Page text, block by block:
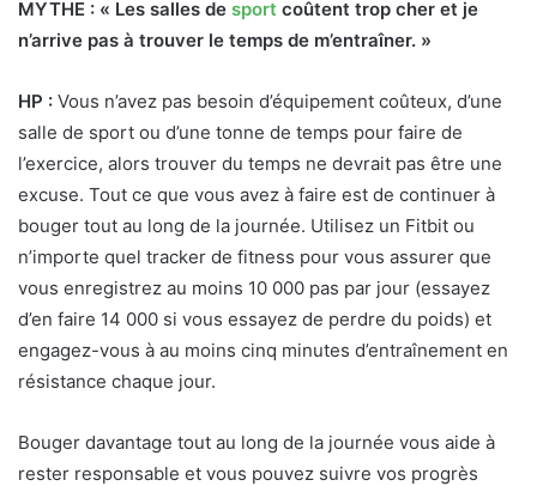
MYTHE : « Les salles de sport coûtent trop cher et je
n’arrive pas à trouver le temps de m’entraîner. »
HP : Vous n’avez pas besoin d’équipement coûteux, d’une
salle de sport ou d’une tonne de temps pour faire de
l’exercice, alors trouver du temps ne devrait pas être une
excuse. Tout ce que vous avez à faire est de continuer à
bouger tout au long de la journée. Utilisez un Fitbit ou
n’importe quel tracker de fitness pour vous assurer que
vous enregistrez au moins 10 000 pas par jour (essayez
d’en faire 14 000 si vous essayez de perdre du poids) et
engagez-vous à au moins cinq minutes d’entraînement en
résistance chaque jour.
Bouger davantage tout au long de la journée vous aide à
rester responsable et vous pouvez suivre vos progrès